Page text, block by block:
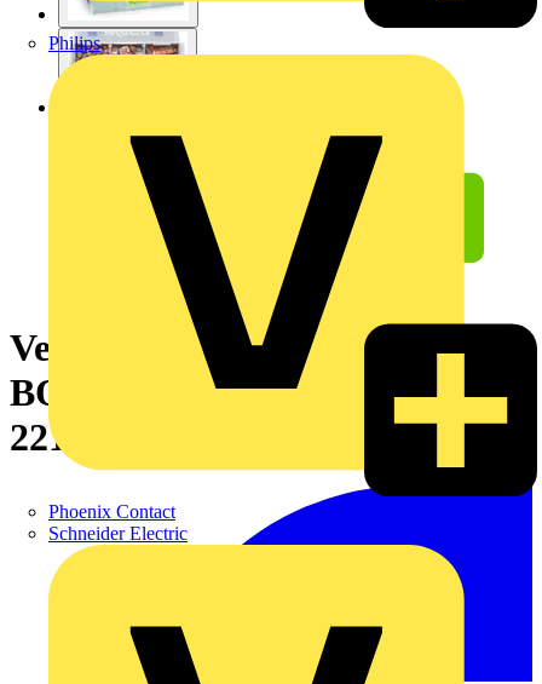
Philips
Phoenix Contact
Schneider Electric
Verbindungsklemmenset,L-
BOXX® Mini,Sortiment Serien
221, 2273